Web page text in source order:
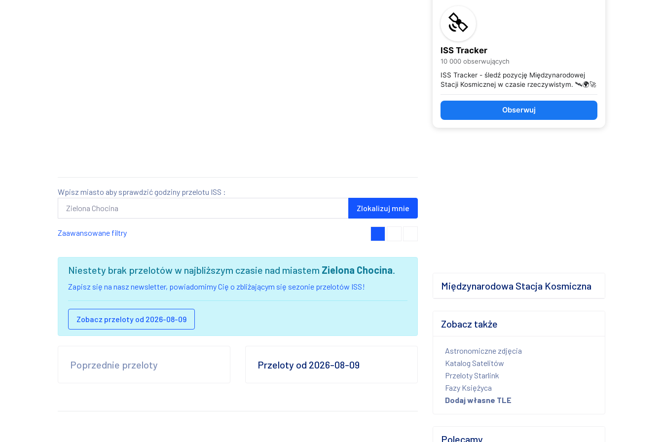
Wpisz miasto aby sprawdzić godziny przelotu ISS :
Zlokalizuj mnie
Zaawansowane filtry
Niestety brak przelotów w najbliższym czasie nad miastem Zielona Chocina.
Zapisz się na nasz newsletter, powiadomimy Cię o zbliżającym się sezonie przelotów ISS!
Zobacz przeloty od 2026-08-09
Poprzednie przeloty Przeloty od 2026-08-09
ISS Tracker
10 000 obserwujących
ISS Tracker - śledź pozycję Międzynarodowej
Stacji Kosmicznej w czasie rzeczywistym. 🛰️🌍🚀
Obserwuj
Międzynarodowa Stacja Kosmiczna
Zobacz także
Astronomiczne zdjęcia
Katalog Satelitów
Przeloty Starlink
Fazy Księżyca
Dodaj własne TLE
Polecamy